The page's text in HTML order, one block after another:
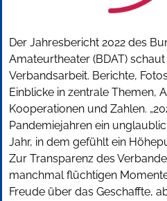
Der Jahresbericht 2022 des
Amateurtheater (BDAT)
Verbandsarbeit. Berichte,
Einblicke in zentrale Themen,
Kooperationen und Zahlen.
Pandemiejahren ein
Jahr, in dem gefühlt ein
Zur Transparenz des
manchmal flüchtigen
Freude über das Geschaffte,